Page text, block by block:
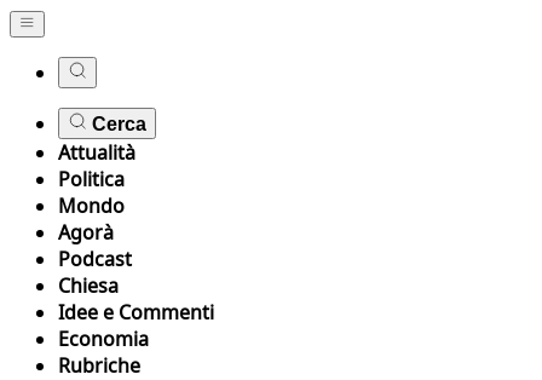
Cerca
Attualità
Politica
Mondo
Agorà
Podcast
Chiesa
Idee e Commenti
Economia
Rubriche